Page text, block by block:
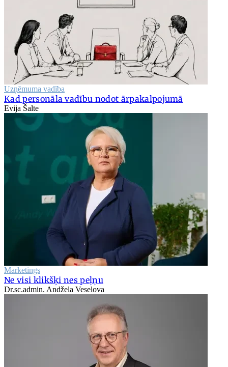
Uzņēmuma vadība
Kad personāla vadību nodot ārpakalpojumā
Evija Šalte
Mārketings
Ne visi klikšķi nes peļņu
Dr.sc.admin. Andžela Veselova